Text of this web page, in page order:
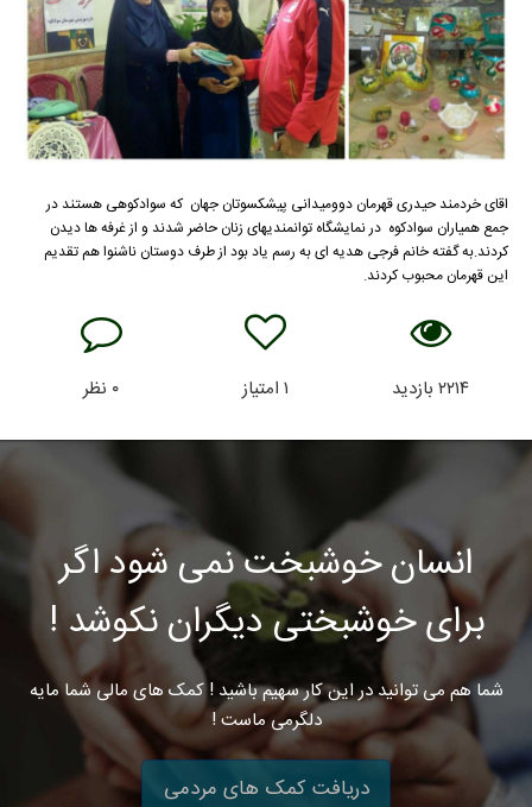
اقای خردمند حیدری قهرمان دوومیدانی پیشکسوتان جهان که سوادکوهی هستند در
جمع همیاران سوادکوه در نمایشگاه توانمندیهای زنان حاضر شدند و از غرفه ها دیدن
کردند.به گفته خانم فرجی هدیه ای به رسم یاد بود از طرف دوستان ناشنوا هم تقدیم
این قهرمان محبوب کردند.
۲۲۱۴بازدید ۱امتیاز ۰ نظر
انسان خوشبخت نمی شود اگر
برای خوشبختی دیگران نکوشد !
شما هم می توانید در این کار سهیم باشید ! کمک های مالی شما مایه
دلگرمی ماست !
دریافت کمک های مردمی